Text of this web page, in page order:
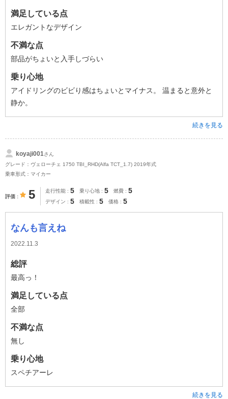
満足している点
エレガントなデザイン
不満な点
部品がちょいと入手しづらい
乗り心地
アイドリングのビビり感はちょいとマイナス。 温まると意外と
静か。
続きを見る
koyaji001さん
グレード：ヴェローチェ 1750 TBI_RHD(Alfa TCT_1.7) 2019年式
乗車形式：マイカー
評価 5 走行性能 5 乗り心地 5 燃費 5
デザイン 5 積載性 5 価格 5
なんも言えね
2022.11.3
総評
最高っ！
満足している点
全部
不満な点
無し
乗り心地
スペチアーレ
続きを見る